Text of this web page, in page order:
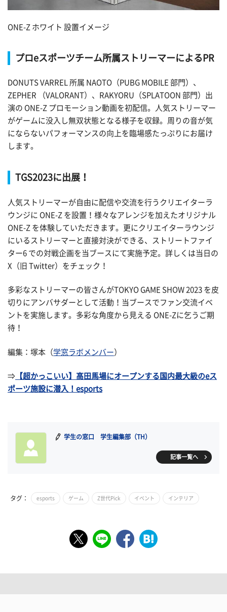
ONE-Z ホワイト 設置イメージ
プロeスポーツチーム所属ストリーマーによるPR
DONUTS VARREL 所属 NAOTO（PUBG MOBILE 部門）、
ZEPHER （VALORANT）、RAKYORU（SPLATOON 部門）出
演の ONE-Z プロモーション動画を初配信。人気ストリーマー
がゲームに没入し無双状態となる様子を収録。周りの音が気
にならないパフォーマンスの向上を臨場感たっぷりにお届け
します。
TGS2023に出展！
人気ストリーマーが自由に配信や交流を行うクリエイターラ
ウンジに ONE-Z を設置！様々なアレンジを加えたオリジナル
ONE-Z を体験していただきます。更にクリエイターラウンジ
にいるストリーマーと直接対決ができる、ストリートファイ
ター6 での対戦企画を当ブースにて実施予定。詳しくは当日の
X（旧 Twitter）をチェック！
多彩なストリーマーの皆さんがTOKYO GAME SHOW 2023 を皮
切りにアンバサダーとして活動！当ブースでファン交流イベ
ントを実施します。多彩な角度から見える ONE-Zに乞うご期
待！
編集：塚本（ 学窓ラボメンバー ）
⇒ 【超かっこいい】高田馬場にオープンする国内最大級のeス
ポーツ施設に潜入！esports
学生の窓口 学生編集部（TH）
記事一覧へ
タグ： esports ゲーム Z世代Pick イベント インテリア